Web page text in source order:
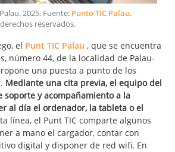
.2025. Fuente: Punto TIC Palau.
reservados.
el Punt TIC Palau , que se encuentra
número 44, de la localidad de Palau-
una puesta a punto de los
Mediante una cita previa, el equipo del
soporte y acompañamiento a la
al día el ordenador, la tableta o el
línea, el Punt TIC comparte algunos
a mano el cargador, contar con
digital y disponer de red wifi. En